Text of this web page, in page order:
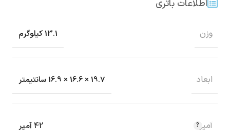
اطلاعات باتری
وزن 13.1 کیلوگرم
ابعاد 19.7 × 16.6 × 16.9 سانتیمتر
آمپر 42 آمپر